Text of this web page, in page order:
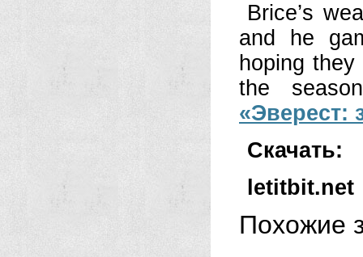
Brice’s
and he
hoping
the
«Эверест:
Скачать:
letitbit.net
Похожие